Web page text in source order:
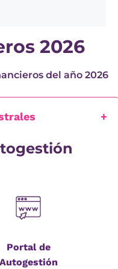
2026
del año 2026
Portal de
Autogestión